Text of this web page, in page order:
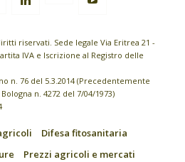
riservati. Sede legale Via Eritrea 21 -
IVA e Iscrizione al Registro delle
n. 76 del 5.3.2014 (Precedentemente
n. 4272 del 7/04/1973)
Difesa fitosanitaria
Prezzi agricoli e mercati